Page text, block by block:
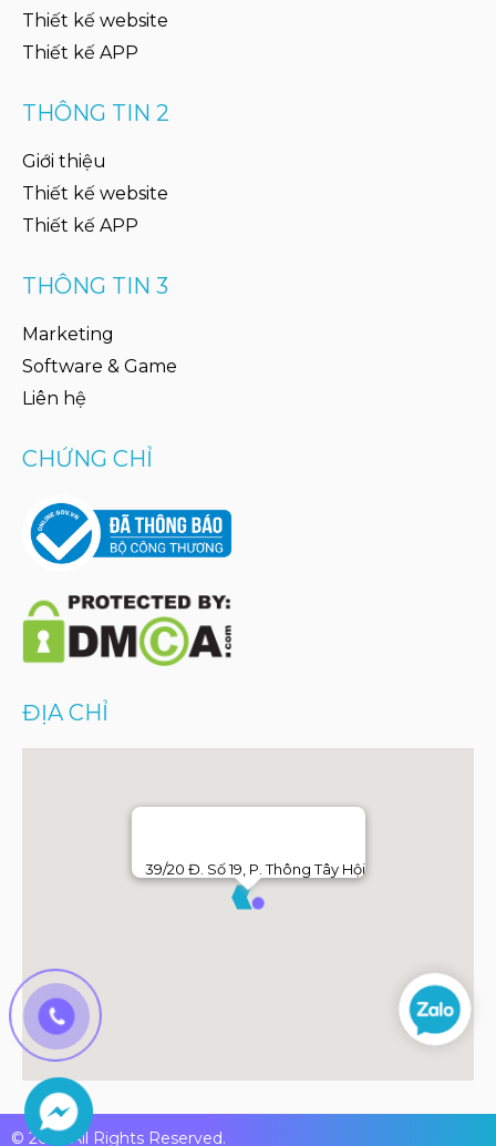
Thiết kế website
Thiết kế APP
THÔNG TIN 2
Giới thiệu
Thiết kế website
Thiết kế APP
THÔNG TIN 3
Marketing
Software & Game
Liên hệ
CHỨNG CHỈ
ĐỊA CHỈ
39/20 Đ. Số 19, P. Thông Tây Hội
© 2026 All Rights Reserved.